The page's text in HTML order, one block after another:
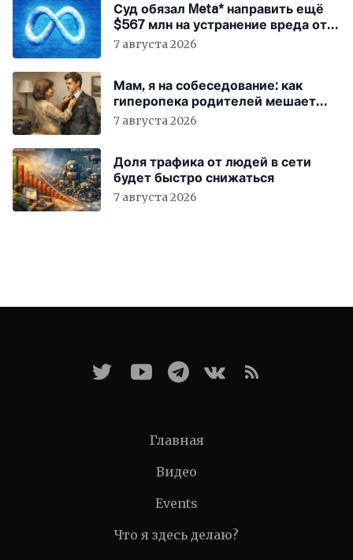
Суд обязал Meta* направить ещё
$567 млн на устранение вреда от
соцсетей
7 августа 2026
Мам, я на собеседование: как
гиперопека родителей мешает
«зумерам» устроиться в компанию
7 августа 2026
Доля трафика от людей в сети
будет быстро снижаться
7 августа 2026
Главная
Видео
Events
Что я здесь делаю?